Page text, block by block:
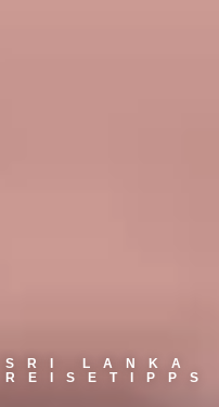
SRI LANKA
REISETIPPS